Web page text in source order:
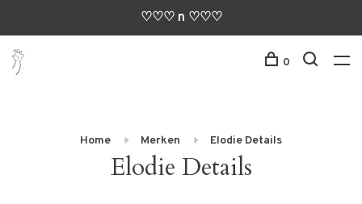
♡♡♡ n ♡♡♡
0
Home Merken Elodie Details
Elodie Details